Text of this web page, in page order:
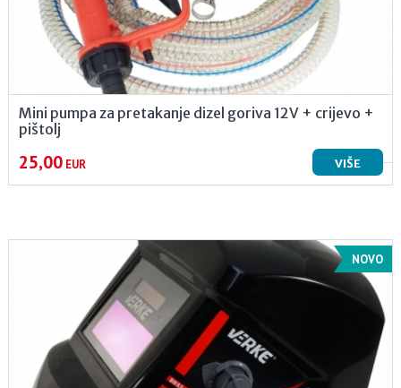
Mini pumpa za pretakanje dizel goriva 12V + crijevo +
pištolj
25,00EUR VIŠE
NOVO